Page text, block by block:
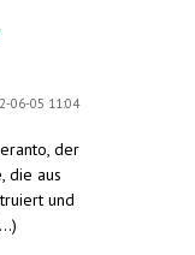
06-05 11:04
der
die aus
und